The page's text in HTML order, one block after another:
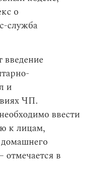
о
служба
и
ЧП.
ввести
к лицам,
в